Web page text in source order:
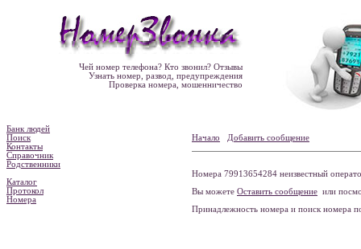
Чей номер телефона? Кто звонил? Отзывы
Узнать номер, развод, предупреждения
Проверка номера, мошенничество
Банк людей
Поиск
Контакты
Справочник
Родственники
Каталог
Протокол
Номера
Начало Добавить сообщение
Номера 79913654284 неизвестный
Вы можете Оставить сообщение или
Принадлежность номера и поиск номера